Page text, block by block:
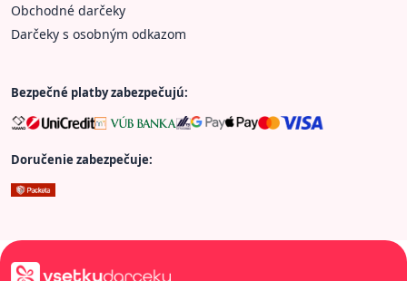
Obchodné darčeky
Darčeky s osobným odkazom
Bezpečné platby zabezpečujú:
Doručenie zabezpečuje: